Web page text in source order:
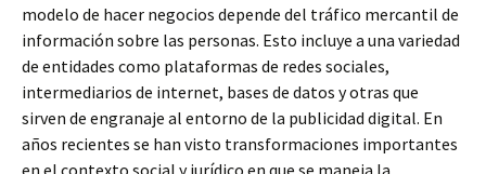
modelo de hacer negocios depende del tráfico mercantil de
información sobre las personas. Esto incluye a una variedad
de entidades como plataformas de redes sociales,
intermediarios de internet, bases de datos y otras que
sirven de engranaje al entorno de la publicidad digital. En
años recientes se han visto transformaciones importantes
en el contexto social y jurídico en que se maneja la